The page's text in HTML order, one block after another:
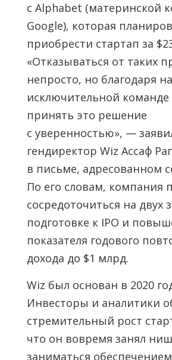
с Alphabet (материнской
Google), которая
приобрести стартап за
«Отказываться от таких
непросто, но благодаря
исключительной команде
принять это решение
с уверенностью», —
гендиректор Wiz Ассаф
в письме, адресованном
По его словам, компания
сосредоточиться на двух
подготовке к IPO и
показателя годового
дохода до $1 млрд.
Wiz был основан в 2020
Инвесторы и аналитики
стремительный рост
что он вовремя занял
заниматься